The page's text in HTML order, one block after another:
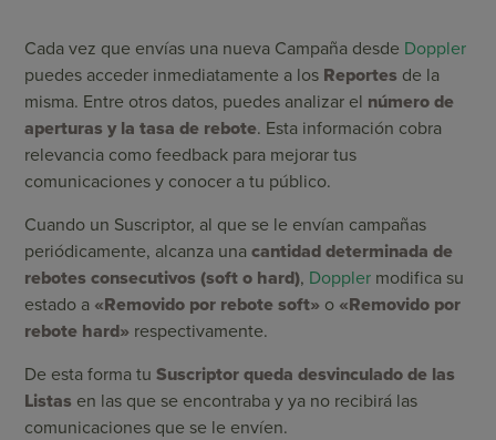
Cada vez que envías una nueva Campaña desde Doppler
puedes acceder inmediatamente a los Reportes de la
misma. Entre otros datos, puedes analizar el número de
aperturas y la tasa de rebote. Esta información cobra
relevancia como feedback para mejorar tus
comunicaciones y conocer a tu público.
Cuando un Suscriptor, al que se le envían campañas
periódicamente, alcanza unacantidad determinada de
rebotes consecutivos (soft o hard), Doppler modifica su
estado a «Removido por rebote soft» o «Removido por
rebote hard» respectivamente.
De esta forma tuSuscriptor queda desvinculado de las
Listas en las que se encontraba y ya no recibirá las
comunicaciones que se le envíen.